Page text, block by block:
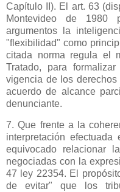
Capítulo II). El art. 63
Montevideo de 1980
argumentos la
"flexibilidad" como
citada norma regula el
Tratado, para
vigencia de los
acuerdo de alcance
denunciante.
7. Que frente a la
interpretación
equivocado relacionar
negociadas con la
47 ley 22354. El
de evitar" que los